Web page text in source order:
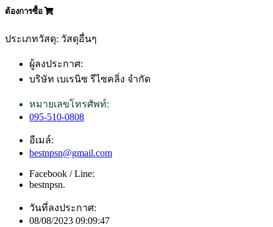
ต้องการซื้อ
ประเภทวัสดุ: วัสดุอื่นๆ
ผู้ลงประกาศ:
บริษัท เบเรนิซ รีไซคลิ่ง จำกัด
หมายเลขโทรศัพท์:
095-510-0808
อีเมล์:
bestnpsn@gmail.com
Facebook / Line:
bestnpsn.
วันที่ลงประกาศ:
08/08/2023 09:09:47